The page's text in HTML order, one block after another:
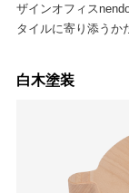
ザインオフィス
タイルに寄り添うか
白木塗装